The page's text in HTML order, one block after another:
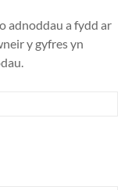
adnoddau a fydd ar
y gyfres yn